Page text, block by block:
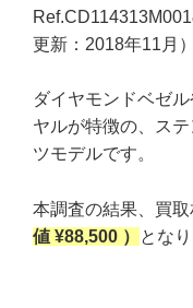
更新：2018年11月）
ダイヤモンドベゼ
ヤルが特徴の、ス
ツモデルです。
本調査の結果、買取
値 ¥88,500 ）
となり